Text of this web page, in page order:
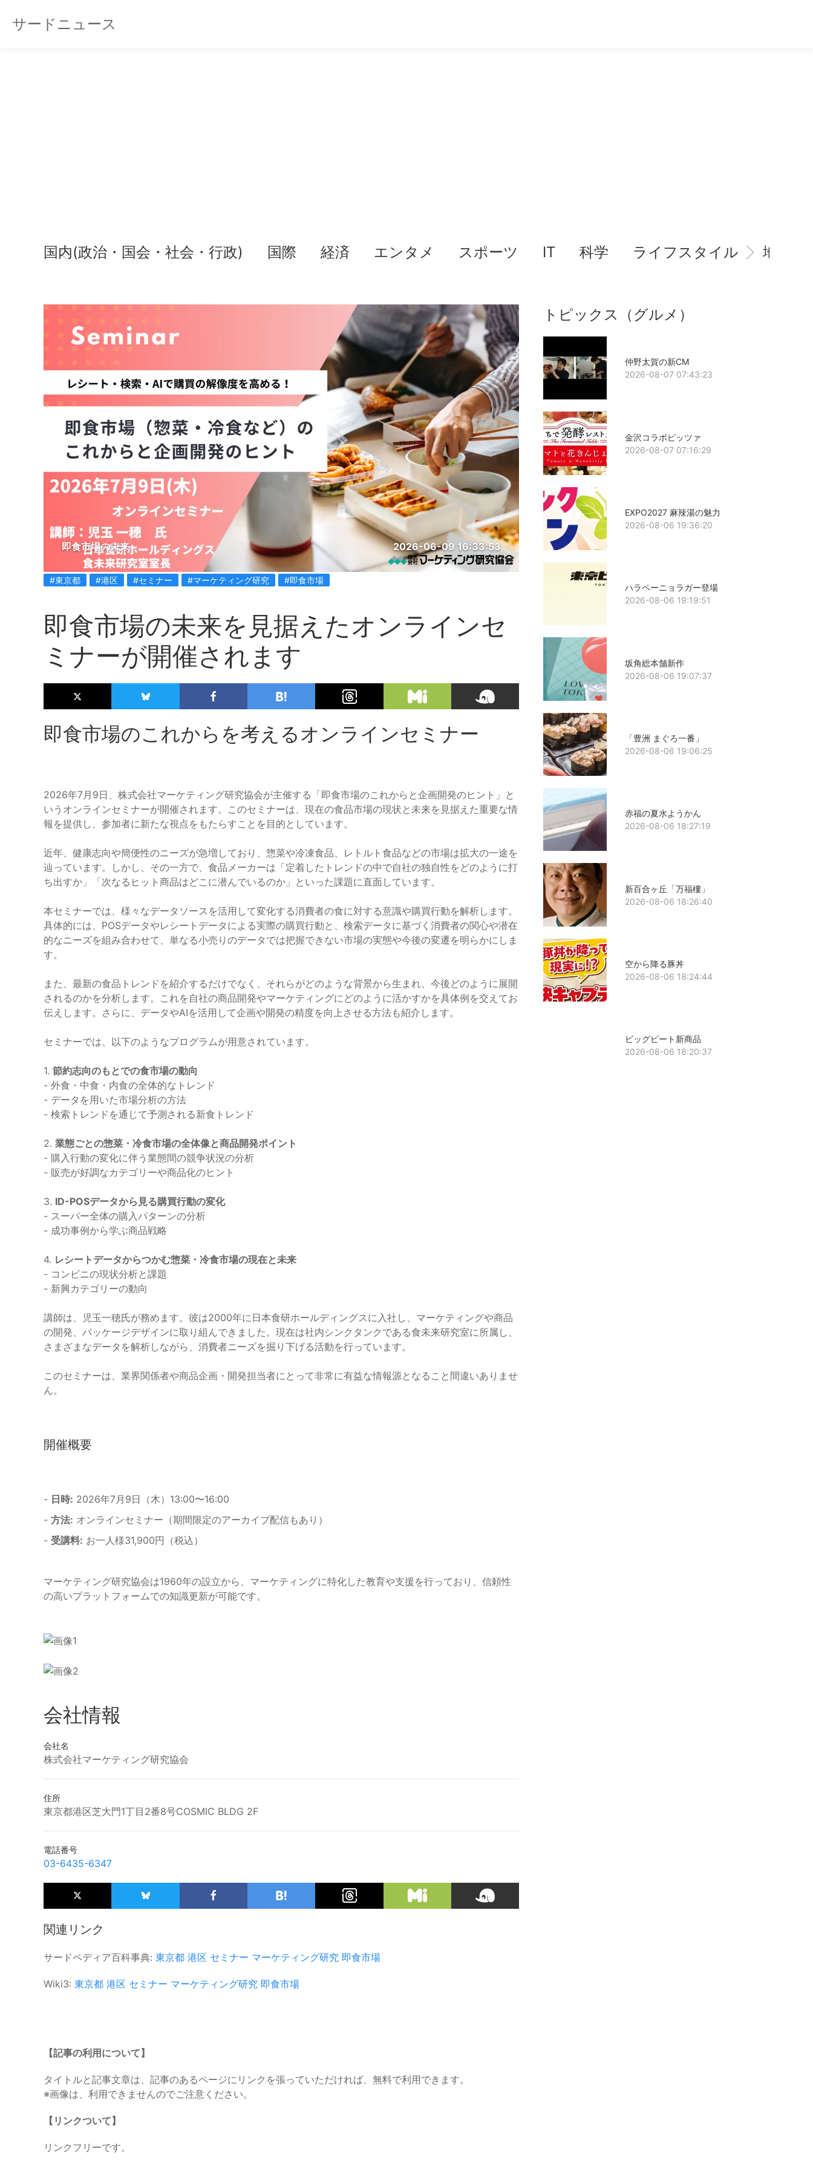
サードニュース
国内(政治・国会・社会・行政) 国際 経済 エンタメ スポーツ IT 科学 ライフスタイル 地域情
即食市場の未来 2026-06-09 16:33:53
#東京都 #港区 #セミナー #マーケティング研究 #即食市場
即食市場の未来を見据えたオンラインセ
ミナーが開催されます
即食市場のこれからを考えるオンラインセミナー
2026年7月9日、株式会社マーケティング研究協会が主催する「即食市場のこれからと企画開発のヒント」と
いうオンラインセミナーが開催されます。このセミナーは、現在の食品市場の現状と未来を見据えた重要な情
報を提供し、参加者に新たな視点をもたらすことを目的としています。
近年、健康志向や簡便性のニーズが急増しており、惣菜や冷凍食品、レトルト食品などの市場は拡大の一途を
辿っています。しかし、その一方で、食品メーカーは「定着したトレンドの中で自社の独自性をどのように打
ち出すか」「次なるヒット商品はどこに潜んでいるのか」といった課題に直面しています。
本セミナーでは、様々なデータソースを活用して変化する消費者の食に対する意識や購買行動を解析します。
具体的には、POSデータやレシートデータによる実際の購買行動と、検索データに基づく消費者の関心や潜在
的なニーズを組み合わせて、単なる小売りのデータでは把握できない市場の実態や今後の変遷を明らかにしま
す。
また、最新の食品トレンドを紹介するだけでなく、それらがどのような背景から生まれ、今後どのように展開
されるのかを分析します。これを自社の商品開発やマーケティングにどのように活かすかを具体例を交えてお
伝えします。さらに、データやAIを活用して企画や開発の精度を向上させる方法も紹介します。
セミナーでは、以下のようなプログラムが用意されています。
1. 節約志向のもとでの食市場の動向
- 外食・中食・内食の全体的なトレンド
- データを用いた市場分析の方法
- 検索トレンドを通じて予測される新食トレンド
2. 業態ごとの惣菜・冷食市場の全体像と商品開発ポイント
- 購入行動の変化に伴う業態間の競争状況の分析
- 販売が好調なカテゴリーや商品化のヒント
3. ID-POSデータから見る購買行動の変化
- スーパー全体の購入パターンの分析
- 成功事例から学ぶ商品戦略
4. レシートデータからつかむ惣菜・冷食市場の現在と未来
- コンビニの現状分析と課題
- 新興カテゴリーの動向
講師は、児玉一穂氏が務めます。彼は2000年に日本食研ホールディングスに入社し、マーケティングや商品
の開発、パッケージデザインに取り組んできました。現在は社内シンクタンクである食未来研究室に所属し、
さまざまなデータを解析しながら、消費者ニーズを掘り下げる活動を行っています。
このセミナーは、業界関係者や商品企画・開発担当者にとって非常に有益な情報源となること間違いありませ
ん。
開催概要
- 日時: 2026年7月9日（木）13:00〜16:00
- 方法: オンラインセミナー（期間限定のアーカイブ配信もあり）
- 受講料: お一人様31,900円（税込）
マーケティング研究協会は1960年の設立から、マーケティングに特化した教育や支援を行っており、信頼性
の高いプラットフォームでの知識更新が可能です。
会社情報
会社名
株式会社マーケティング研究協会
住所
東京都港区芝大門1丁目2番8号COSMIC BLDG 2F
電話番号
03-6435-6347
関連リンク
サードペディア百科事典: 東京都 港区 セミナー マーケティング研究 即食市場
Wiki3: 東京都 港区 セミナー マーケティング研究 即食市場
トピックス（グルメ）
仲野太賀の新CM
2026-08-07 07:43:23
金沢コラボピッツァ
2026-08-07 07:16:29
EXPO2027 麻辣湯の魅力
2026-08-06 19:36:20
ハラペーニョラガー登場
2026-08-06 19:19:51
坂角総本舗新作
2026-08-06 19:07:37
「豊洲 まぐろ一番」
2026-08-06 19:06:25
赤福の夏水ようかん
2026-08-06 18:27:19
新百合ヶ丘「万福樓」
2026-08-06 18:26:40
空から降る豚丼
2026-08-06 18:24:44
ビッグピート新商品
2026-08-06 18:20:37
【記事の利用について】
タイトルと記事文章は、記事のあるページにリンクを張っていただければ、無料で利用できます。
※画像は、利用できませんのでご注意ください。
【リンクついて】
リンクフリーです。